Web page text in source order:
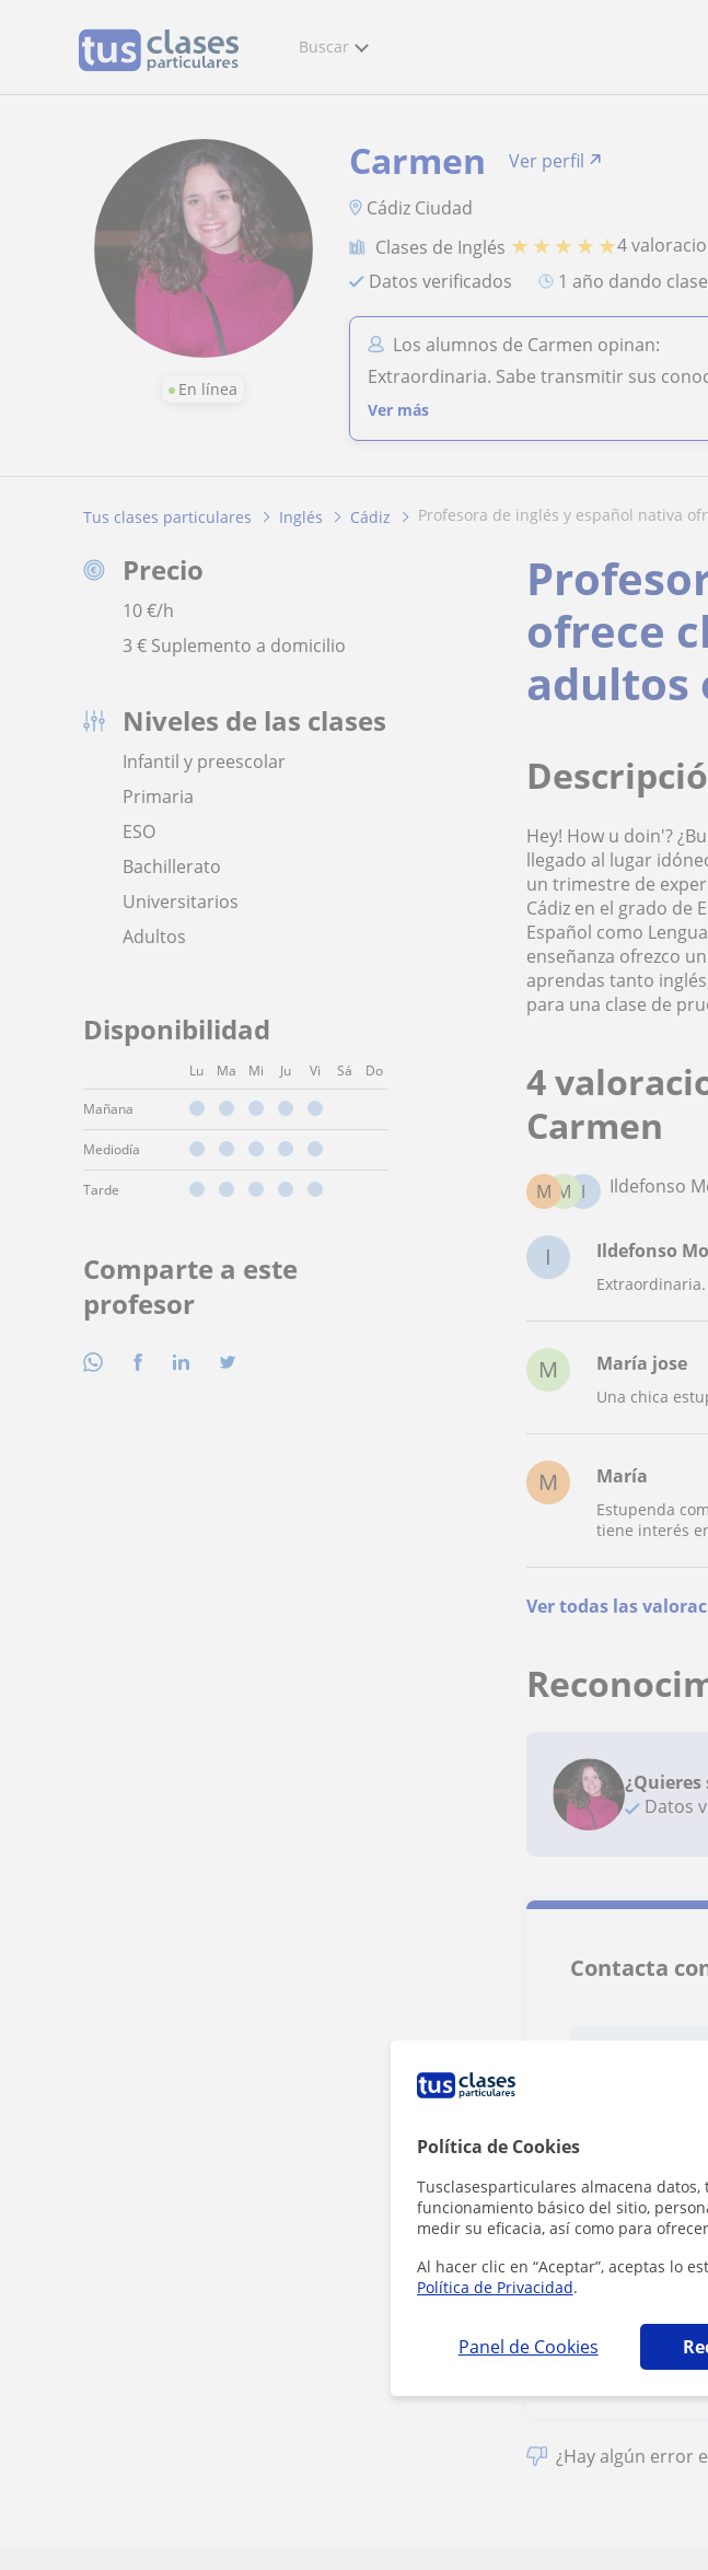
Política de Cookies
Tusclasesparticulares almacena
funcionamiento básico del sitio,
medir su eficacia, así como para
Al hacer clic en “Aceptar”, aceptas lo
Política de Privacidad.
Panel de Cookies
Buscar
En línea
Carmen
Ver perfil
Cádiz Ciudad
Clases de Inglés ★ ★ ★ ★ ★4
Datos verificados
1 año dando clase
Los alumnos de Carmen opinan:
Extraordinaria. Sabe transmitir sus
Ver más
Tus clases particulares Inglés Cádiz profesora de inglés y español nativa
Precio
10€/h
3 € Suplemento a domicilio
Niveles de las clases
Infantil y preescolar
Primaria
ESO
Bachillerato
Universitarios
Adultos
Disponibilidad
Lu Ma Mi Ju Vi Sá Do
Mañana
Mediodía
Tarde
Comparte a este
profesor
ofrece
adultos
Hey! How u doin'?
llegado al lugar
un trimestre de
Cádiz en el grado de
Español como
enseñanza ofrezco
aprendas tanto
para una clase de
4
Carmen
I
M
M Ildefonso
I Ildefonso
M María jose
Una chica
M María
Estupenda
tiene interés
Ver todas las
¿Quieres
Datos
Contacta
¿Hay algún error